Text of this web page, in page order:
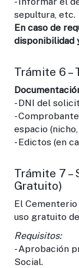
sepultura, etc.
En caso de
disponibilidad
Trámite 6 –
- DNI del
-
espacio
- Edictos (en
Trámite 7 –
Gratuito)
El
uso gratuito
Requisitos:
- Aprobación
Social.